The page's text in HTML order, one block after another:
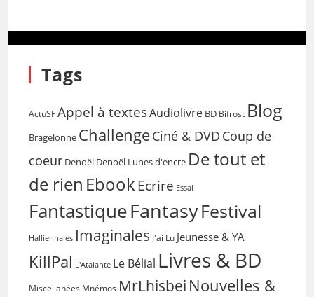
Tags
ActuSF Appel à textesAudiolivre BD Bifrost Blog
Bragelonne ChallengeCiné & DVD Coup de
coeur Denoël Denoël Lunes d'encre De tout et
de rien EbookEcrire Essai
FantastiqueFantasyFestival
Halliennales Imaginales J'ai Lu Jeunesse & YA
KillPal L'Atalante Le Bélial Livres & BD
Miscellanées Mnémos MrLhisbei Nouvelles &